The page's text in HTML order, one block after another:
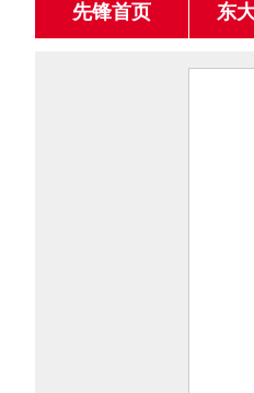
先锋首页 东